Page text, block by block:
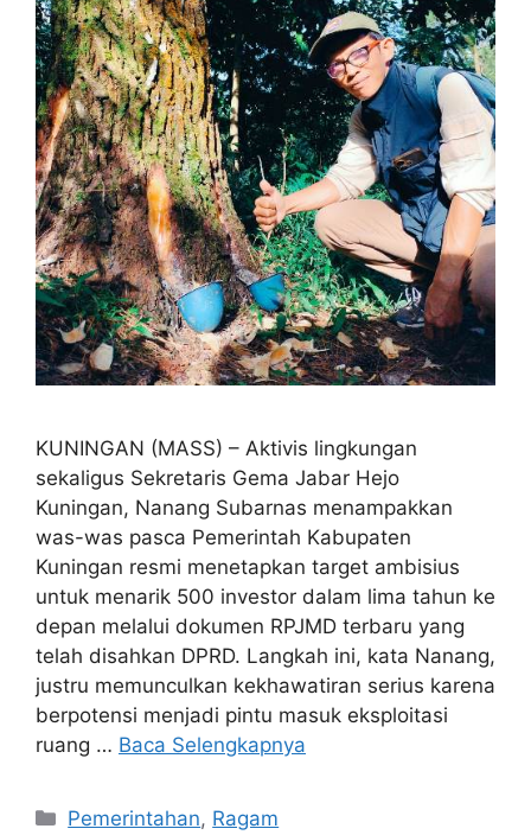
KUNINGAN (MASS) – Aktivis lingkungan
sekaligus Sekretaris Gema Jabar Hejo
Kuningan, Nanang Subarnas menampakkan
was-was pasca Pemerintah Kabupaten
Kuningan resmi menetapkan target ambisius
untuk menarik 500 investor dalam lima tahun ke
depan melalui dokumen RPJMD terbaru yang
telah disahkan DPRD. Langkah ini, kata Nanang,
justru memunculkan kekhawatiran serius karena
berpotensi menjadi pintu masuk eksploitasi
ruang … Baca Selengkapnya
Kategori
Pemerintahan, Ragam